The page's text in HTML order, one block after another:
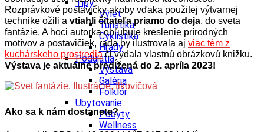
Tipy
Výlet
Turistika
Cyklistika
Hrady
Podujatia
Výstava
Galéria
Folklór
Ubytovanie
Pobyty
Wellness
Rozprávkové postavičky akoby vďaka použitej výtvarnej
technike ožili a vtiahli čitateľa priamo do deja, do sveta
fantázie. A hoci autorka obľubuje kreslenie prírodných
motívov a postavičiek, rada by ilustrovala aj viac tém z
kuchárskeho prostrediači vydala vlastnú obrázkovú knižku.
Výstava je aktuálne predĺžená do 2. apríla 2023!
Ako sa k nám dostanete?